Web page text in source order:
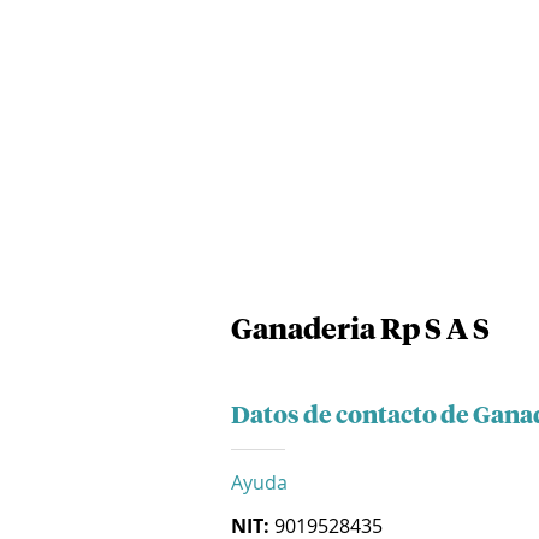
Ganaderia Rp S A S
Datos de contacto de
Ayuda
NIT: 9019528435